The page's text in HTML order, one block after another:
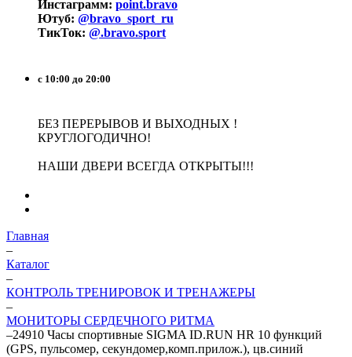
Инстаграмм: point.bravo
Ютуб: @bravo_sport_ru
ТикТок: @.bravo.sport
с 10:00 до 20:00
БЕЗ ПЕРЕРЫВОВ И ВЫХОДНЫХ !
КРУГЛОГОДИЧНО!
НАШИ ДВЕРИ ВСЕГДА ОТКРЫТЫ!!!
Главная
–
Каталог
–
КОНТРОЛЬ ТРЕНИРОВОК И ТРЕНАЖЕРЫ
–
МОНИТОРЫ СЕРДЕЧНОГО РИТМА
–24910 Часы спортивные SIGMA ID.RUN HR 10 функций
(GPS, пульсомер, секундомер,комп.прилож.), цв.синий